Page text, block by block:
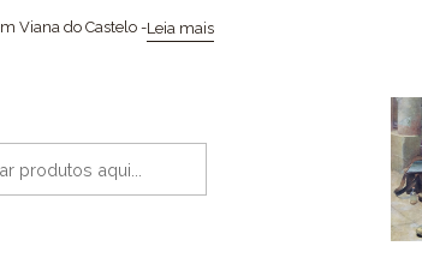
Viana do Castelo -Leia mais
Início